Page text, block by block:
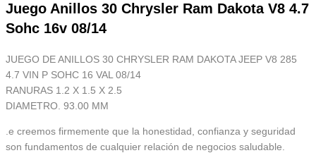
Juego Anillos 30 Chrysler Ram Dakota V8 4.7
Sohc 16v 08/14
JUEGO DE ANILLOS 30 CHRYSLER RAM DAKOTA JEEP V8 285
4.7 VIN P SOHC 16 VAL 08/14
RANURAS 1.2 X 1.5 X 2.5
DIAMETRO. 93.00 MM
.e creemos firmemente que la honestidad, confianza y seguridad
son fundamentos de cualquier relación de negocios saludable.